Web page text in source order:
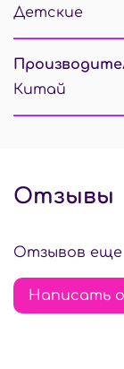
Детские
Китай
Отзывы
Отзывов еще
Написать